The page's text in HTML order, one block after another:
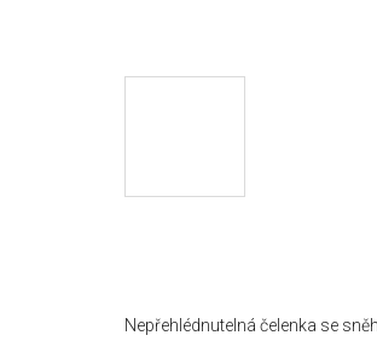
Nepřehlédnutelná čelenka se